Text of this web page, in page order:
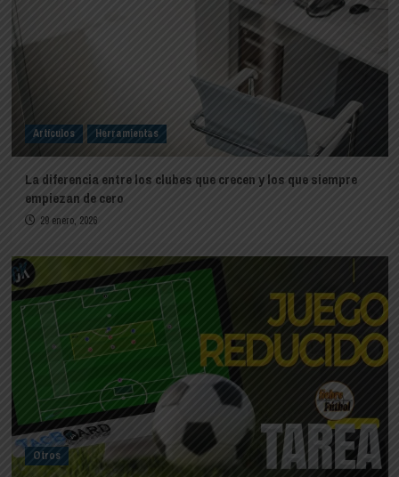
Artículos Herramientas
La diferencia entre los clubes que crecen y los que siempre
empiezan de cero
29 enero, 2026
Otros